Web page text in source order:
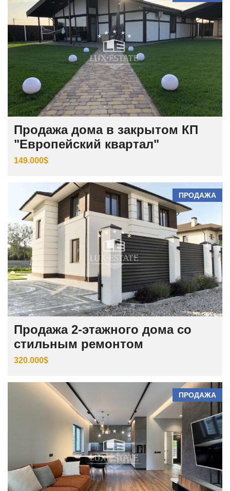
Продажа дома в закрытом КП
"Европейский квартал"
149.000$
ПРОДАЖА
Продажа 2-этажного дома со
стильным ремонтом
320.000$
ПРОДАЖА